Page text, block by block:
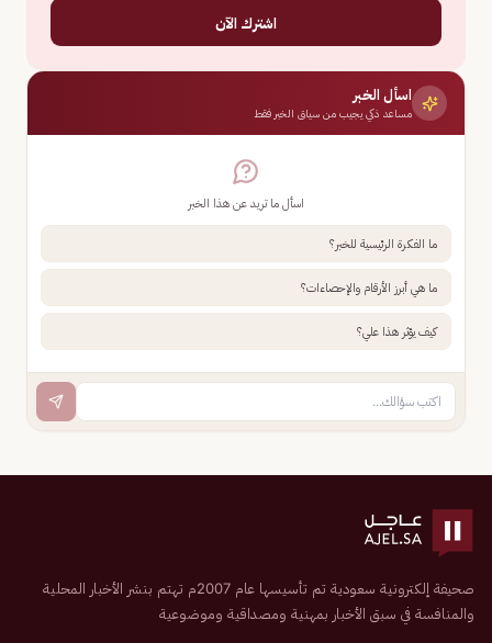
اشترك الآن
اسأل الخبر
مساعد ذكي يجيب من سياق الخبر فقط
اسأل ما تريد عن هذا الخبر
ما الفكرة الرئيسية للخبر؟
ما هي أبرز الأرقام والإحصاءات؟
كيف يؤثر هذا علي؟
صحيفة إلكترونية سعودية تم تأسيسها عام 2007م تهتم بنشر الأخبار المحلية
والمنافسة في سبق الأخبار بمهنية ومصداقية وموضوعية